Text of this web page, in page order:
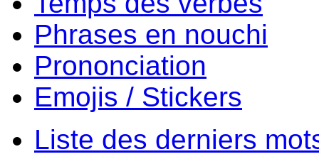
Phrases en nouchi
Prononciation
Emojis / Stickers
Liste des derniers